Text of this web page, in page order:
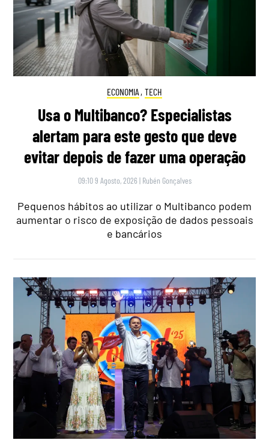
ECONOMIA , TECH
Usa o Multibanco? Especialistas
alertam para este gesto que deve
evitar depois de fazer uma operação
09:10 9 Agosto, 2026 | Rubén Gonçalves
Pequenos hábitos ao utilizar o Multibanco podem
aumentar o risco de exposição de dados pessoais
e bancários